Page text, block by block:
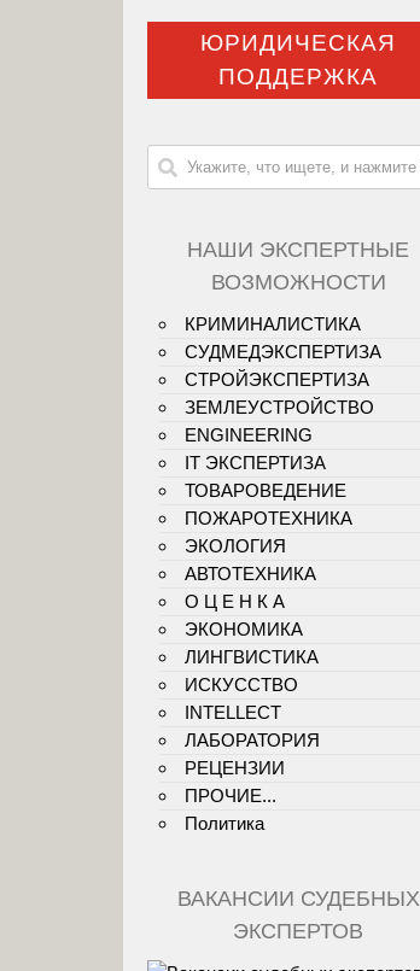
ЮРИДИЧЕСКАЯ
ПОДДЕРЖКА
НАШИ ЭКСПЕРТНЫЕ
ВОЗМОЖНОСТИ
КРИМИНАЛИСТИКА
СУДМЕДЭКСПЕРТИЗА
СТРОЙЭКСПЕРТИЗА
ЗЕМЛЕУСТРОЙСТВО
ENGINEERING
IT ЭКСПЕРТИЗА
ТОВАРОВЕДЕНИЕ
ПОЖАРОТЕХНИКА
ЭКОЛОГИЯ
АВТОТЕХНИКА
О Ц Е Н К А
ЭКОНОМИКА
ЛИНГВИСТИКА
ИСКУССТВО
INTELLECT
ЛАБОРАТОРИЯ
РЕЦЕНЗИИ
ПРОЧИЕ...
Политика
ВАКАНСИИ СУДЕБНЫХ
ЭКСПЕРТОВ